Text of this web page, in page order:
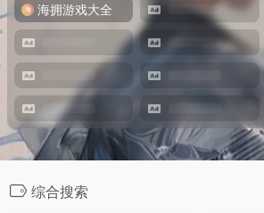
海拥游戏大全
综合搜索